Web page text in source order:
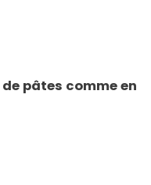
pâtes comme en